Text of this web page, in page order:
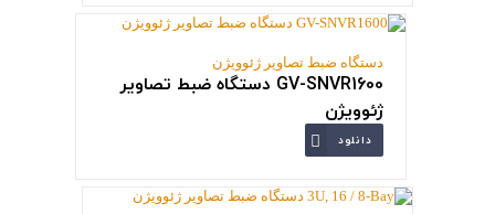
دستگاه ضبط تصاویر ژئوویژن
GV-SNVR1600 دستگاه ضبط تصاویر
ژئوویژن
دانلود